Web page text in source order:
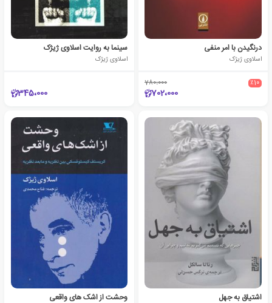
درنگیدن با امر منفی
اسلاوی ژیژک
٪10 780،000
702،000
سینما به روایت اسلاوی ژیژک
اسلاوی ژیژک
345،000
اشتیاق به جهل وحشت از اشک های واقعی